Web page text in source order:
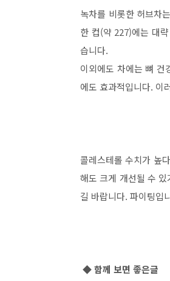
녹차를 비롯한 허브차
한 컵(약 227)에는 대
습니다.
이외에도 차에는 뼈 건
에도 효과적입니다. 이
콜레스테롤 수치가 높
해도 크게 개선될 수
길 바랍니다. 파이팅입
◆ 함께 보면 좋은글